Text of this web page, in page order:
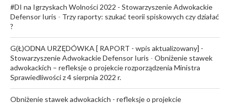
#DI na Igrzyskach Wolności 2022 - Stowarzyszenie Adwokackie
Defensor Iuris - Trzy raporty: szukać teorii spiskowych czy działać
?
G(Ł)ODNA URZĘDÓWKA [ RAPORT - wpis aktualizowany] -
Stowarzyszenie Adwokackie Defensor Iuris - Obniżenie stawek
adwokackich – refleksje o projekcie rozporządzenia Ministra
Sprawiedliwości z 4 sierpnia 2022 r.
Obniżenie stawek adwokackich - refleksje o projekcie